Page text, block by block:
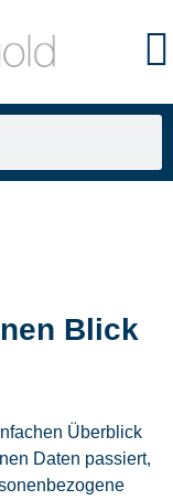
Blick
Überblick
Daten passiert,